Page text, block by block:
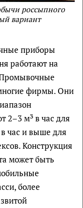
россыпного
вариант
приборы
работают на
фирмы. Они
2–3 м³ в час для
час и выше для
Конструкция
может быть
более